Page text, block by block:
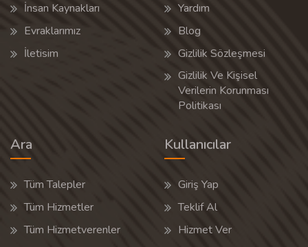
İnsan Kaynakları
Evraklarımız
İletisim
Yardım
Blog
Gizlilik Sözleşmesi
Gizlilik Ve Kişisel
Verilerin Korunması
Politikası
Ara
Tüm Talepler
Tüm Hizmetler
Tüm Hizmetverenler
Kullanıcılar
Giriş Yap
Teklif Al
Hizmet Ver